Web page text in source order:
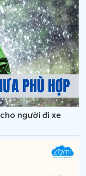
người đi xe